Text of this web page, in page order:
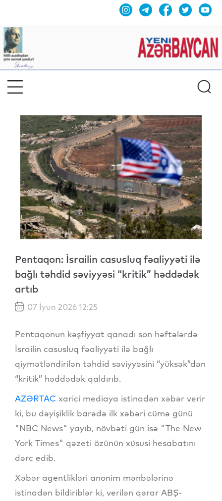
Pentaqon: İsrailin casusluq fəaliyyəti ilə
bağlı təhdid səviyyəsi “kritik” həddədək
artıb
07 İyun 2026 12:25
Pentaqonun kəşfiyyat qanadı son həftələrdə
İsrailin casusluq fəaliyyəti ilə bağlı
qiymətləndirilən təhdid səviyyəsini “yüksək”dən
“kritik” həddədək qaldırıb.
AZƏRTAC xarici mediaya istinadən xəbər verir
ki, bu dəyişiklik barədə ilk xəbəri cümə günü
"NBC News" yayıb, növbəti gün isə "The New
York Times" qəzeti özünün xüsusi hesabatını
dərc edib.
Xəbər agentlikləri anonim mənbələrinə
istinadən bildiriblər ki, verilən qərar ABŞ-